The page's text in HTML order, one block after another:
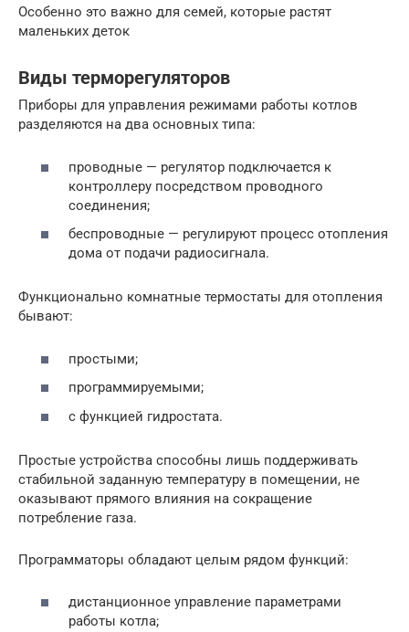
Особенно это важно для семей, которые растят
маленьких деток
Виды терморегуляторов
Приборы для управления режимами работы котлов
разделяются на два основных типа:
проводные — регулятор подключается к
контроллеру посредством проводного
соединения;
беспроводные — регулируют процесс отопления
дома от подачи радиосигнала.
Функционально комнатные термостаты для отопления
бывают:
простыми;
программируемыми;
с функцией гидростата.
Простые устройства способны лишь поддерживать
стабильной заданную температуру в помещении, не
оказывают прямого влияния на сокращение
потребление газа.
Программаторы обладают целым рядом функций:
дистанционное управление параметрами
работы котла;